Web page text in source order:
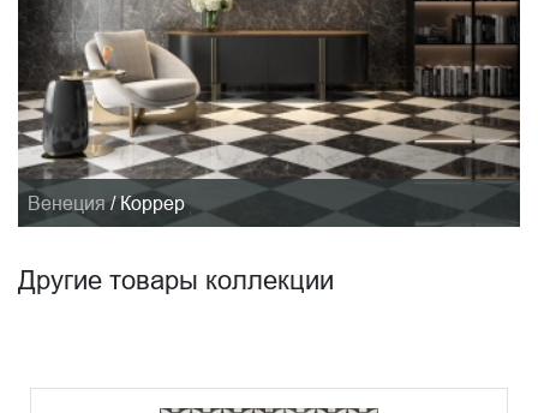
Венеция / Коррер
Другие товары коллекции